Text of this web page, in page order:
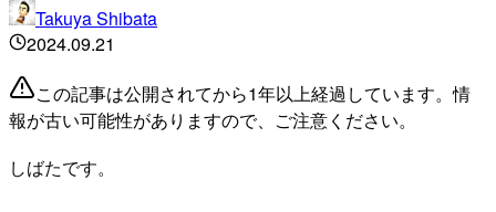
Takuya Shibata
2024.09.21
この記事は公開されてから1年以上経過しています。情
報が古い可能性がありますので、ご注意ください。
しばたです。